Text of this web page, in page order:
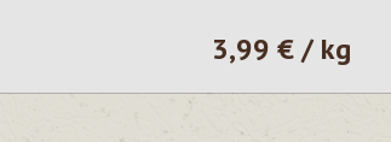
Prezzo normale:
3,99 € / kg